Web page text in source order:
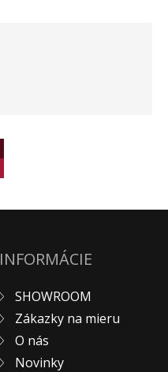
INFORMÁCIE
SHOWROOM
Zákazky na mieru
O nás
Novinky